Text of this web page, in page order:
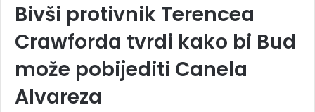
Bivši protivnik Terencea
Crawforda tvrdi kako bi Bud
može pobijediti Canela
Alvareza